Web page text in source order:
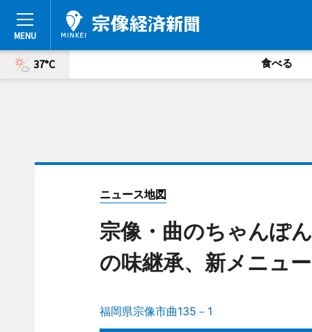
37°C 食べる
ニュース地図
宗像・曲のちゃんぽ
の味継承、新メニュ
福岡県宗像市曲135－1